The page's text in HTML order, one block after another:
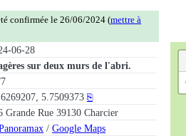
confirmée le 26/06/2024 (mettre à
06-28
sur deux murs de l'abri.
5.7509373 ⎘
Grande Rue 39130 Charcier
/ Google Maps